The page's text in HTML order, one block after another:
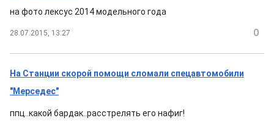
на фото лексус 2014 модельного года
28.07.2015, 13:27 0
На Станции скорой помощи сломали спецавтомобили
"Мерседес"
ппц..какой бардак..расстрелять его нафиг!